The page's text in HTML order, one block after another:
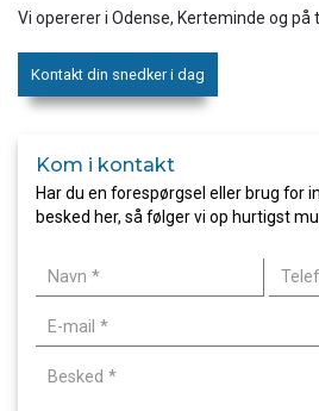
Vi opererer i Odense, Kerteminde og på
Kontakt din snedker i dag
Kom i kontakt
Har du en forespørgsel eller brug for
besked her, så følger vi op hurtigst